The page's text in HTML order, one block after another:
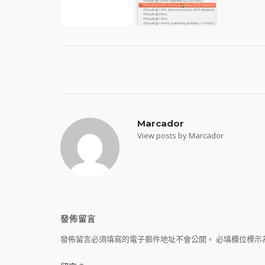
Marcador
View posts by Marcador
發佈留言
發佈留言必須填寫的電子郵件地址不會公開。 必填欄位標